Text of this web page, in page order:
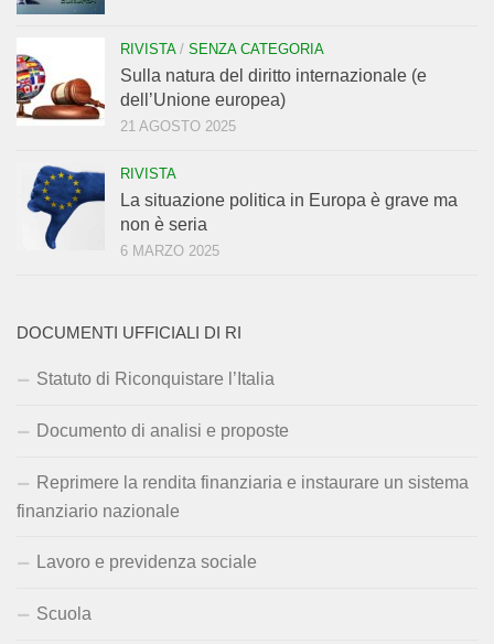
RIVISTA/ SENZA CATEGORIA
Sulla natura del diritto internazionale (e
dell’Unione europea)
21 AGOSTO 2025
RIVISTA
La situazione politica in Europa è grave ma
non è seria
6 MARZO 2025
DOCUMENTI UFFICIALI DI RI
Statuto di Riconquistare l’Italia
Documento di analisi e proposte
Reprimere la rendita finanziaria e instaurare un sistema
finanziario nazionale
Lavoro e previdenza sociale
Scuola